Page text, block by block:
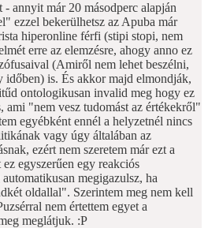
annyit már 20 másodperc alapján
ezzel bekerülhetsz az Apuba már
hiperonline férfi (stipi stopi, nem
erre az elemzésre, ahogy anno ez
(Amiről nem lehet beszélni,
időben) is. És akkor majd elmondják,
ontologikusan invalid meg hogy ez
ami "nem vesz tudomást az értékekről"
egyébként ennél a helyzetnél nincs
vagy úgy általában az
ezért nem szeretem már ezt a
egyszerűen egy reakciós
megigazulsz, ha
oldallal". Szerintem meg nem kell
nem értettem egyet a
meglátjuk. :P